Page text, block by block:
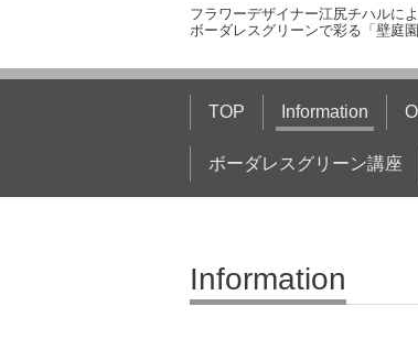
フラワーデザイナー江尻チハルに
ボーダレスグリーンで彩る「壁庭園
TOP Information
ボーダレスグリーン講座
Information